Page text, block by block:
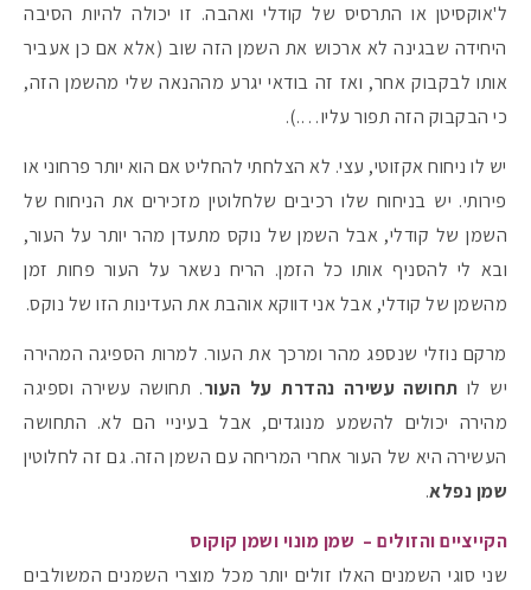
ל'אוקסיטן או התרסיס של קודלי ואהבה. זו יכולה להיות הסיבה
היחידה שבגינה לא ארכוש את השמן הזה שוב (אלא אם כן אעביר
אותו לבקבוק אחר, ואז זה בודאי יגרע מההנאה שלי מהשמן הזה,
כי הבקבוק הזה תפור עליו….).
יש לו ניחוח אקזוטי, עצי. לא הצלחתי להחליט אם הוא יותר פרחוני או
פירותי. יש בניחוח שלו רכיבים שלחלוטין מזכירים את הניחוח של
השמן של קודלי, אבל השמן של נוקס מתעדן מהר יותר על העור,
ובא לי להסניף אותו כל הזמן. הריח נשאר על העור פחות זמן
מהשמן של קודלי, אבל אני דווקא אוהבת את העדינות הזו של נוקס.
מרקם נוזלי שנספג מהר ומרכך את העור. למרות הספיגה המהירה
יש לו תחושה עשירה נהדרת על העור. תחושה עשירה וספיגה
מהירה יכולים להשמע מנוגדים, אבל בעיניי הם לא. התחושה
העשירה היא של העור אחרי המריחה עם השמן הזה. גם זה לחלוטין
שמן נפלא.
הקייציים והזולים – שמן מונוי ושמן קוקוס
שני סוגי השמנים האלו זולים יותר מכל מוצרי השמנים המשולבים